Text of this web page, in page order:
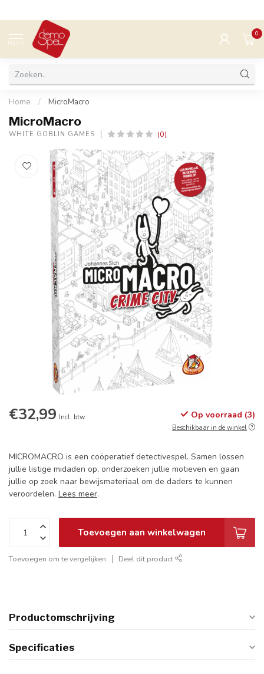
MENU
0
Home / MicroMacro
MicroMacro
WHITE GOBLIN GAMES (0)
€32,99 Incl. btw Op voorraad (3)
Beschikbaar in de winkel
MICROMACRO is een coöperatief detectivespel. Samen lossen
jullie listige midaden op, onderzoeken jullie motieven en gaan
jullie op zoek naar bewijsmateriaal om de daders te kunnen
veroordelen. Lees meer.
Toevoegen aan winkelwagen
Toevoegen om te vergelijken Deel dit product
Productomschrijving
Specificaties